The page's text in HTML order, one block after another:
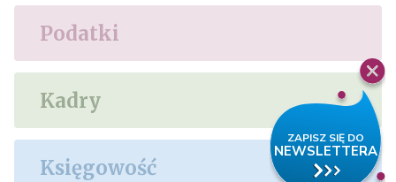
Podatki
Kadry
Księgowość